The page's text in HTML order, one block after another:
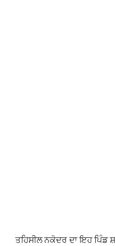
ਤਹਿਸੀਲ ਨਕੋਦਰ ਦਾ ਇਹ ਪਿੰਡ